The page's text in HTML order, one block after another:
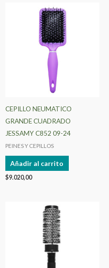
CEPILLO NEUMATICO
GRANDE CUADRADO
JESSAMY C852 09-24
PEINES Y CEPILLOS
Añadir al carrito
$9.020,00